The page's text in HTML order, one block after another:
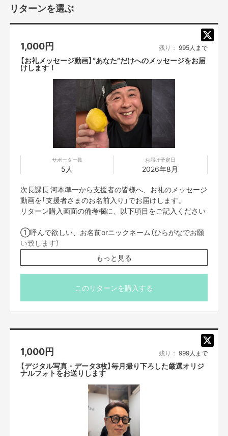
児童養護施設への
ずっとしていたことをお話しをする機会を頂いた際。
皆様から、
とても素敵な声を頂いたこと。
感謝しています。
心より、感謝申し上げます！！
夢は、このプロジェクトで
全国の施設へあたたかい想いのこもった「笑顔」を届け続けること。
岡山から始まりましたが、
全国へ継続的に届けたいので
どうか一緒に、ついてきて下さい！
これからも、この活動を共に続けていきたいです！！
このプロジェクトでやりたいこと・やろうと思った理由
■ 甘酒について■
河本準一と！児童養護施設に 甘酒を送ろう！【河本からお礼の動画が届きま
す！】
"河本準一の準甘"を
児童養護施設に準甘を送れます！
本気の支援
2023年6月30日より、
児童養護施設へ、準甘も届け始めました！！
現在、9施設へ
900ミリの準甘を
(在庫状況に応じて適切な容量と本数のものを)
毎月、月末に施設へ送付を続けていきます
リターンを選ぶ
1,000円 残り： 995人まで
【お礼メッセージ動画】“あなた“だけへのメッセージをお届
けします！
サポーター数
5人
お届け予定日
2026年8月
次長課長 河本準一から支援者の皆様へ、お礼のメッセージ
動画を「支援者さまのお名前入り」でお届けします。
リターン購入画面の備考欄に、以下項目をご記入ください
①呼んで欲しい、お名前orニックネーム（ひらがなでお願
い致します）
※支援者さまとのやり取りは、クラウドファンディングの
メッセージ機能で行わせて頂きます。
送、SNS等に詳細な動画内容を投稿することは禁止です。
す。
■購入者は、個人的かつ非商用の目的に限り、動画を無期
限で利用することができます。
渡、賃貸又は頒布、インターネット等を通じた不特定多数
の第三者へ配布・配信・販売等、上記以外の利用は認めら
■二次利用の目的や、有料イベントやPR目的での配信イベ
もっと見る
このリターンを購入する
1,000円 残り： 999人まで
【デジタル写真・データ3枚】毎月撮り下ろした厳選オリジ
ナルフォトをお送りします